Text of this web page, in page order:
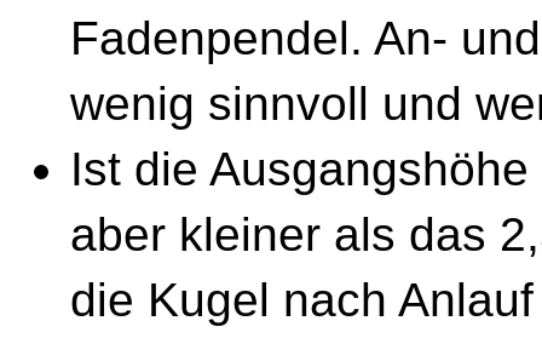
Fadenpendel. An-
wenig sinnvoll und
Ist die
aber kleiner als das
die Kugel nach